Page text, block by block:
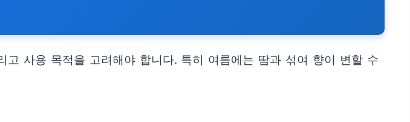
사용 목적을 고려해야 합니다. 특히 여름에는 땀과 섞여 향이 변할 수